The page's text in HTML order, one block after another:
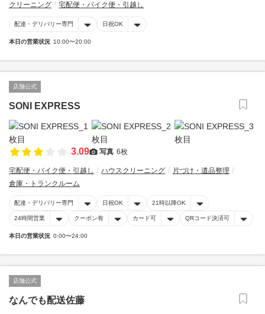
クリーニング 宅配便・バイク便・引越し
配達・デリバリー専門 日祝OK
本日の営業状況 10:00〜20:00
店舗公式
SONI EXPRESS
3.09 写真 6枚
宅配便・バイク便・引越し ハウスクリーニング
片づけ・遺品整理
倉庫・トランクルーム
配達・デリバリー専門 日祝OK 21時以降OK
24時間営業 クーポン有 カード可 QRコード決済可
本日の営業状況 0:00〜24:00
店舗公式
なんでも配送佐藤